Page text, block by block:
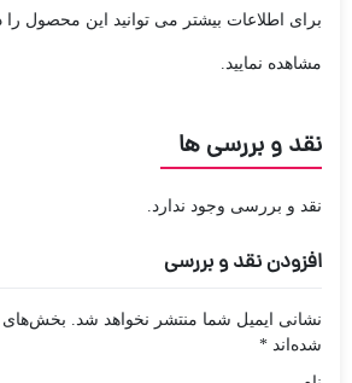
برای اطلاعات بیشتر می توانید این محصول را
مشاهده نمایید.
نقد و بررسی ها
نقد و بررسی وجود ندارد.
افزودن نقد و بررسی
نشانی ایمیل شما منتشر نخواهد شد.
بخش‌های
شده‌اند *